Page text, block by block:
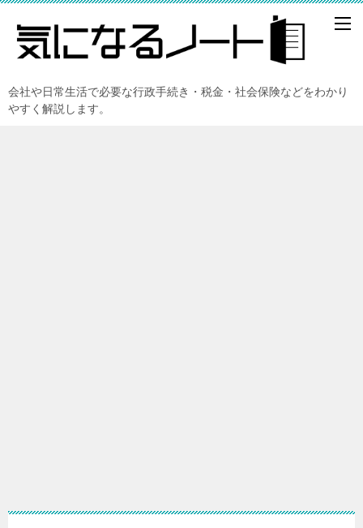
会社や日常生活で必要な行政手続き・税金・社会保険などをわかり
やすく解説します。